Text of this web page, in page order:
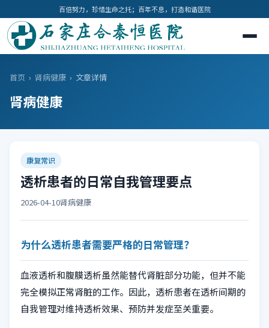
百倍努力，珍惜生命之托；百年不息，打造和谐医院
首页 › 肾病健康 › 文章详情
肾病健康
康复常识
透析患者的日常自我管理要点
2026-04-10肾病健康
为什么透析患者需要严格的日常管理？
血液透析和腹膜透析虽然能替代肾脏部分功能，但并不能
完全模拟正常肾脏的工作。因此，透析患者在透析间期的
自我管理对维持透析效果、预防并发症至关重要。